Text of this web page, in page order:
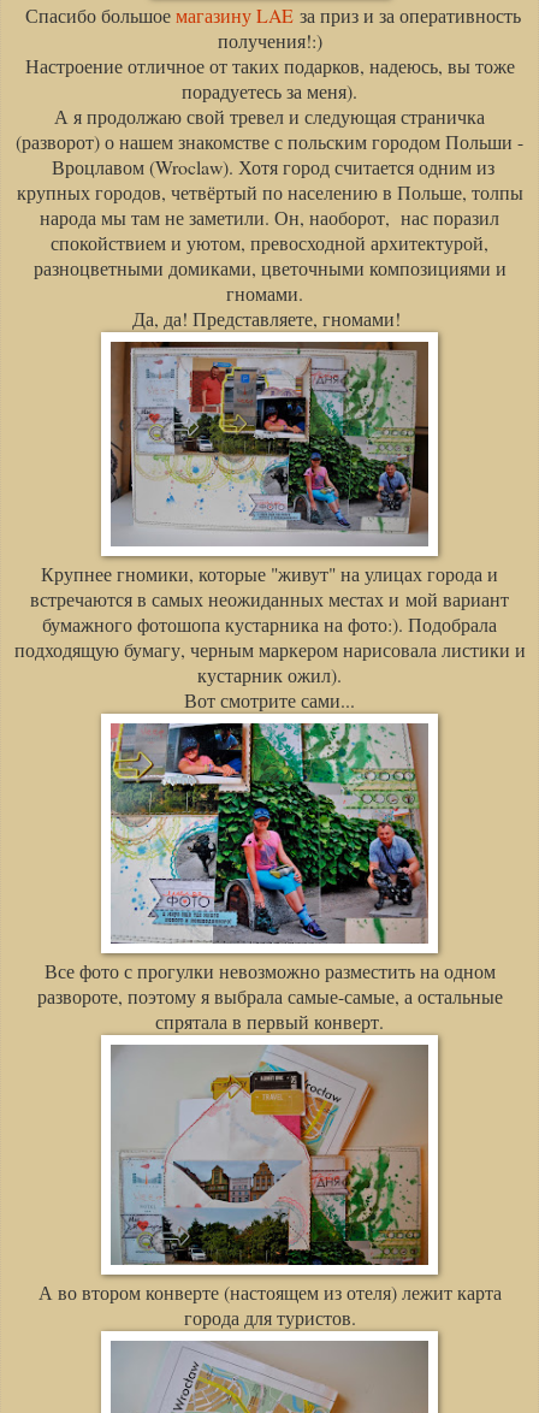
Спасибо большоемагазину LAEза приз и за оперативность
получения!:)
Настроение отличное от таких подарков, надеюсь, вы тоже
порадуетесь за меня).
А я продолжаю свой тревел и следующая страничка
(разворот) о нашем знакомстве с польским городом Польши -
Вроцлавом (Wroclaw). Хотя город считается одним из
крупных городов, четвёртый по населению в Польше, толпы
народа мы там не заметили. Он, наоборот, нас поразил
спокойствием и уютом, превосходной архитектурой,
разноцветными домиками, цветочными композициями и
гномами.
Да, да! Представляете, гномами!
Крупнее гномики, которые "живут" на улицах города и
встречаются в самых неожиданных местах и мой вариант
бумажного фотошопа кустарника на фото:). Подобрала
подходящую бумагу, черным маркером нарисовала листики и
кустарник ожил).
Вот смотрите сами...
Все фото с прогулки невозможно разместить на одном
развороте, поэтому я выбрала самые-самые, а остальные
спрятала в первый конверт.
А во втором конверте (настоящем из отеля) лежит карта
города для туристов.